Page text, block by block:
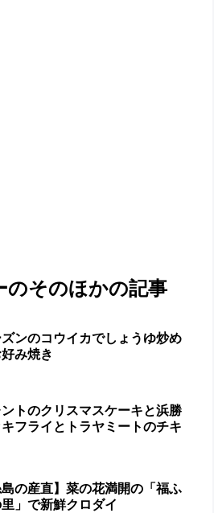
のそのほかの記事
ンのコウイカでしょうゆ炒め
み焼き
トのクリスマスケーキと浜勝
フライとトラヤミートのチキ
島の産直】菜の花満開の「福ふ
里」で新鮮クロダイ